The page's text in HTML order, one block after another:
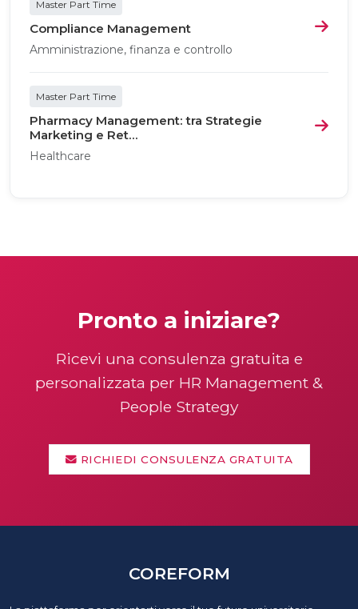
Master Part Time
Compliance Management
Amministrazione, finanza e controllo
Master Part Time
Pharmacy Management: tra Strategie
Marketing e Ret...
Healthcare
Pronto a iniziare?
Ricevi una consulenza gratuita e
personalizzata per HR Management &
People Strategy
RICHIEDI CONSULENZA GRATUITA
COREFORM